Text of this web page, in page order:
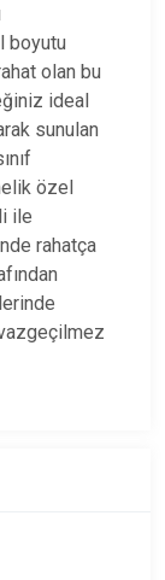
boyutu
olan bu
ideal
sunulan
özel
ile
rahatça